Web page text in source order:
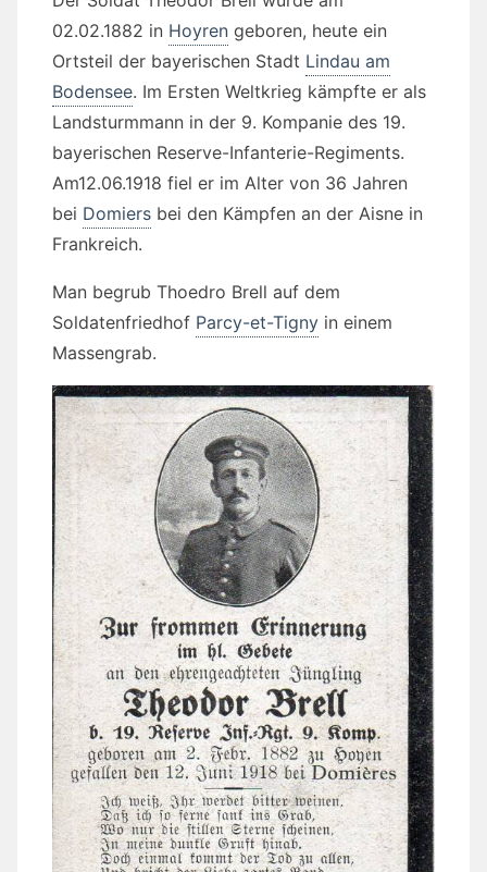
02.02.1882 in Hoyren geboren, heute ein
Ortsteil der bayerischen Stadt Lindau am
Bodensee. Im Ersten Weltkrieg kämpfte er als
Landsturmmann in der 9. Kompanie des 19.
bayerischen Reserve-Infanterie-Regiments.
Am12.06.1918 fiel er im Alter von 36 Jahren
bei Domiers bei den Kämpfen an der Aisne in
Frankreich.
Man begrub Thoedro Brell auf dem
Soldatenfriedhof Parcy-et-Tigny in einem
Massengrab.